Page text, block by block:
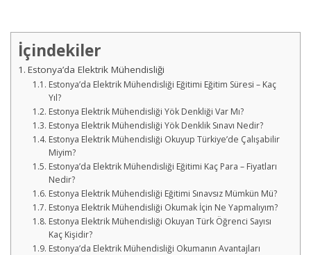
İçindekiler
Estonya’da Elektrik Mühendisliği
Estonya’da Elektrik Mühendisliği Eğitimi Eğitim Süresi – Kaç
Yıl?
Estonya Elektrik Mühendisliği Yök Denkliği Var Mı?
Estonya Elektrik Mühendisliği Yök Denklik Sınavı Nedir?
Estonya Elektrik Mühendisliği Okuyup Türkiye’de Çalışabilir
Miyim?
Estonya’da Elektrik Mühendisliği Eğitimi Kaç Para – Fiyatları
Nedir?
Estonya Elektrik Mühendisliği Eğitimi Sınavsız Mümkün Mü?
Estonya Elektrik Mühendisliği Okumak İçin Ne Yapmalıyım?
Estonya Elektrik Mühendisliği Okuyan Türk Öğrenci Sayısı
Kaç Kişidir?
Estonya’da Elektrik Mühendisliği Okumanın Avantajları